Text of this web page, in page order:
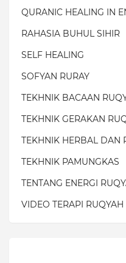
QURANIC HEALING IN
RAHASIA BUHUL SIHIR
SELF HEALING
SOFYAN RURAY
TEKHNIK BACAAN
TEKHNIK GERAKAN
TEKHNIK HERBAL DAN
TEKHNIK PAMUNGKAS
TENTANG ENERGI
VIDEO TERAPI RUQYAH